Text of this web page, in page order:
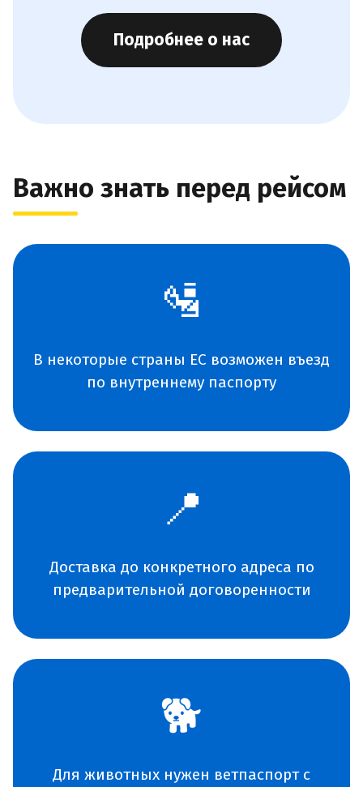
Подробнее о нас
Важно знать перед рейсом
🛂
В некоторые страны ЕС возможен въезд
по внутреннему паспорту
📍
Доставка до конкретного адреса по
предварительной договоренности
🐕
Для животных нужен ветпаспорт с